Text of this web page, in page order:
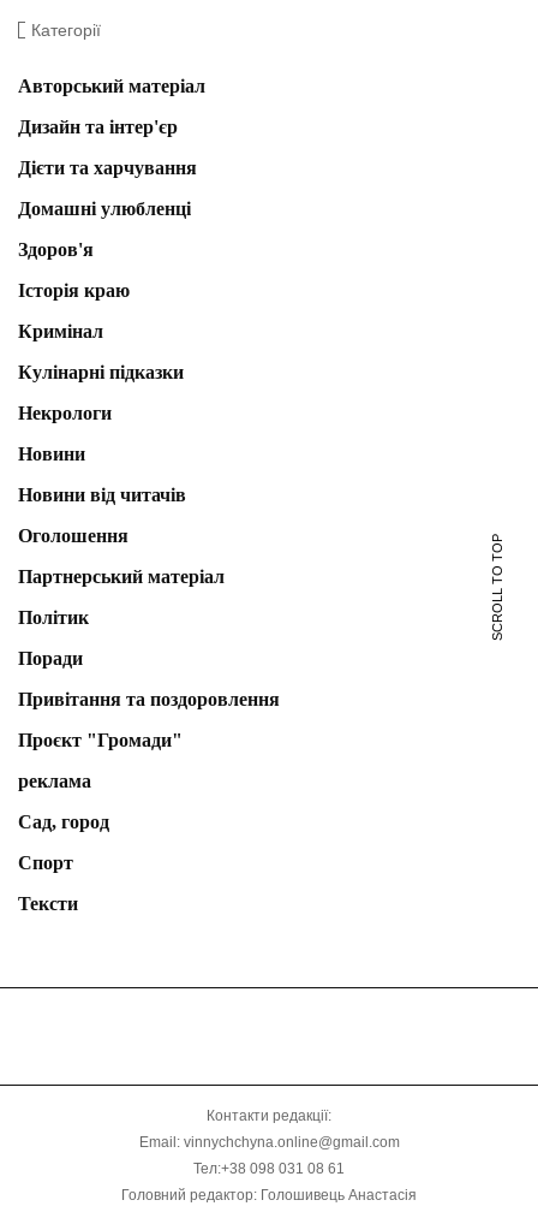
Категорії
Авторський матеріал
Дизайн та інтер'єр
Дієти та харчування
Домашні улюбленці
Здоров'я
Історія краю
Кримінал
Кулінарні підказки
Некрологи
Новини
Новини від читачів
Оголошення
Партнерський матеріал
Політик
Поради
Привітання та поздоровлення
Проєкт "Громади"
реклама
Сад, город
Спорт
Тексти
SCROLL TO TOP
Контакти редакції:
Email: vinnychchyna.online@gmail.com
Тел:+38 098 031 08 61
Головний редактор: Голошивець Анастасія